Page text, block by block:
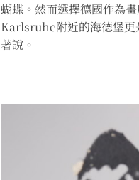
蝴蝶。然而選擇德國作為
Karlsruhe附近的海德堡更
著說。